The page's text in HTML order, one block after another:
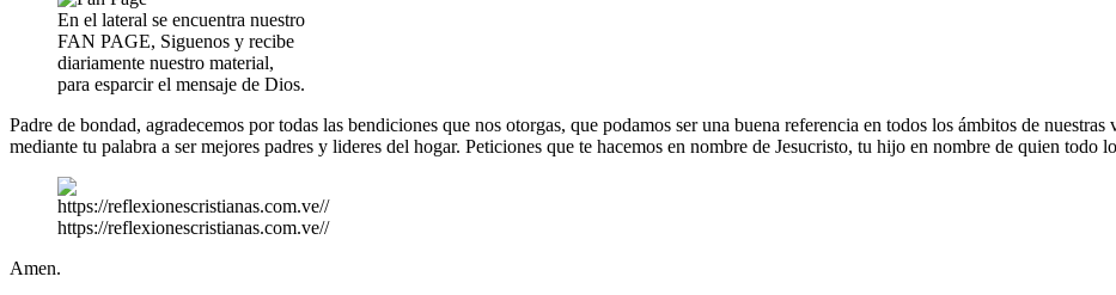
En el lateral se encuentra nuestro
FAN PAGE, Siguenos y recibe
diariamente nuestro material,
para esparcir el mensaje de Dios.
Padre de bondad, agradecemos por todas las bendiciones que nos otorgas, que podamos ser una buena referencia en todos los ámbitos de
mediante tu palabra a ser mejores padres y lideres del hogar. Peticiones que te hacemos en nombre de Jesucristo, tu hijo en nombre de quien todo
https://reflexionescristianas.com.ve//
Amen.